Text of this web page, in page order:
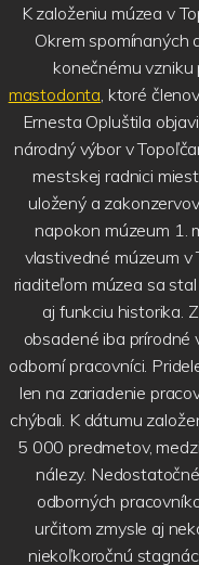
K založeniu múzea v
Okrem spomínaných
konečnému
mastodonta , ktoré
Ernesta Opluštila
národný výbor v
mestskej radnici
uložený a
napokon múzeum 1.
vlastivedné múzeum v
riaditeľom múzea sa
aj funkciu historika.
obsadené iba prírodné
odborní pracovníci.
len na zariadenie
chýbali. K dátumu
5 000 predmetov,
nálezy.
odborných
určitom zmysle aj
niekoľkoročnú